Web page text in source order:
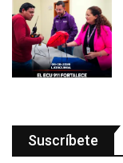
Suscríbete